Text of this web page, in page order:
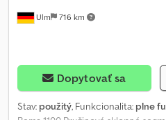
Ulm 716 km
Dopytovať sa
Stav: použitý, Funkcionalita: plne